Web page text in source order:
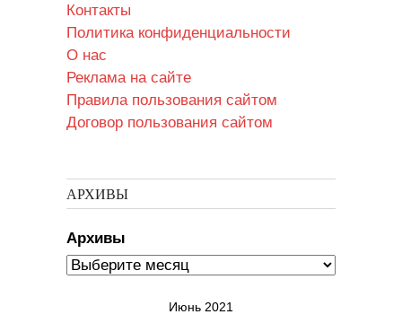
Контакты
Политика конфиденциальности
О нас
Реклама на сайте
Правила пользования сайтом
Договор пользования сайтом
АРХИВЫ
Архивы
Июнь 2021